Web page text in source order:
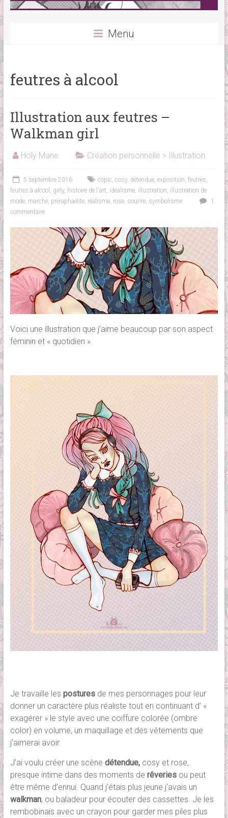
Menu
feutres à alcool
Illustration aux feutres –
Walkman girl
Holy Mane Création personnelle > Illustration
5 septembre 2016 copic, cosy, détendue, exposition, feutres,
feutres à alcool , girly, histoire de l'art, idéalisme, illustration, illustration de
mode, marché, préraphaélite, réalisme, rose, sourire, symbolisme
1
commentaire
Voici une illustration que j’aime beaucoup par son aspect
féminin et « quotidien ».
Je travaille les posturesde mes personnages pour leur
donner un caractère plus réaliste tout en continuant d’ «
exagérer » le style avec une coiffure colorée (ombre
color) en volume, un maquillage et des vêtements que
j’aimerai avoir.
J’ai voulu créer une scène détendue,cosy et rose,
presque intime dans des moments de rêveriesou peut
être même d’ennui. Quand j’étais plus jeune j’avais un
walkman, ou baladeur pour écouter des cassettes. Je les
rembobinais avec un crayon pour garder mes piles plus